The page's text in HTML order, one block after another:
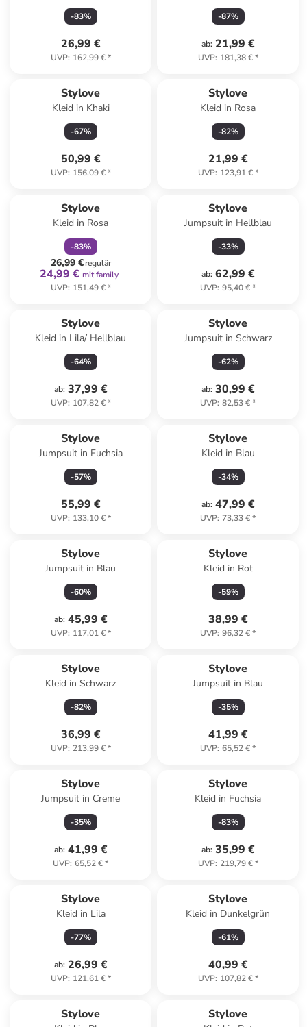
-83%
26,99 €
UVP: 162,99 €*
-87%
ab: 21,99 €
UVP: 181,38 €*
Stylove
Kleid in Khaki
-67%
50,99 €
UVP: 156,09 €*
Stylove
Kleid in Rosa
-82%
21,99 €
UVP: 123,91 €*
Stylove
Kleid in Rosa
-83%
26,99 €regulär
24,99 € mit family
UVP: 151,49 €*
Stylove
Jumpsuit in Hellblau
-33%
ab: 62,99 €
UVP: 95,40 €*
Stylove
Kleid in Lila/ Hellblau
-64%
ab: 37,99 €
UVP: 107,82 €*
Stylove
Jumpsuit in Schwarz
-62%
ab: 30,99 €
UVP: 82,53 €*
Stylove
Jumpsuit in Fuchsia
-57%
55,99 €
UVP: 133,10 €*
Stylove
Kleid in Blau
-34%
ab: 47,99 €
UVP: 73,33 €*
Stylove
Jumpsuit in Blau
-60%
ab: 45,99 €
UVP: 117,01 €*
Stylove
Kleid in Rot
-59%
38,99 €
UVP: 96,32 €*
Stylove
Kleid in Schwarz
-82%
36,99 €
UVP: 213,99 €*
Stylove
Jumpsuit in Blau
-35%
41,99 €
UVP: 65,52 €*
Stylove
Jumpsuit in Creme
-35%
ab: 41,99 €
UVP: 65,52 €*
Stylove
Kleid in Fuchsia
-83%
ab: 35,99 €
UVP: 219,79 €*
Stylove
Kleid in Lila
-77%
ab: 26,99 €
UVP: 121,61 €*
Stylove
Kleid in Dunkelgrün
-61%
40,99 €
UVP: 107,82 €*
Stylove Stylove